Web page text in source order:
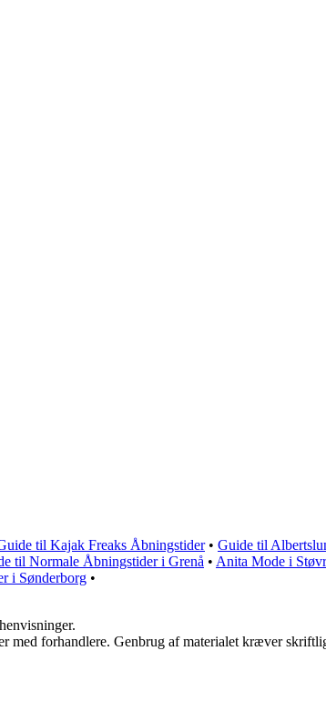
til Kajak Freaks Åbningstider• Guide til
til Normale Åbningstider i Grenå • Anita Mode i
i Sønderborg •
med forhandlere. Genbrug af materialet kræver